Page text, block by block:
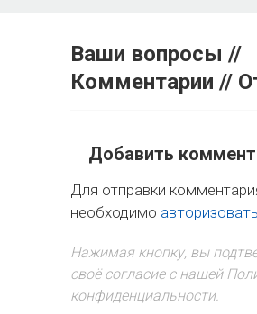
Ваши вопросы //
Комментарии //
Добавить
Для отправки
необходимо
Нажимая кнопку, вы
своё согласие с нашей
конфиденциальности.